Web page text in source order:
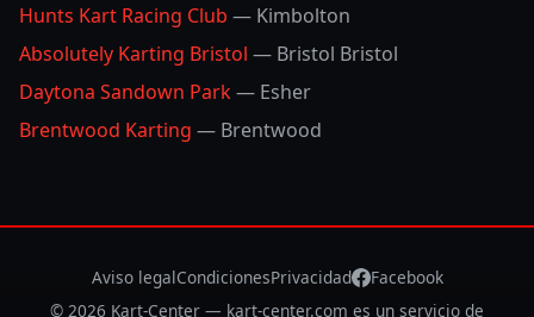
Hunts Kart Racing Club — Kimbolton
Absolutely Karting Bristol — Bristol Bristol
Daytona Sandown Park— Esher
Brentwood Karting — Brentwood
Aviso legalCondicionesPrivacidad
Facebook
© 2026 Kart-Center — kart-center.com es un servicio de